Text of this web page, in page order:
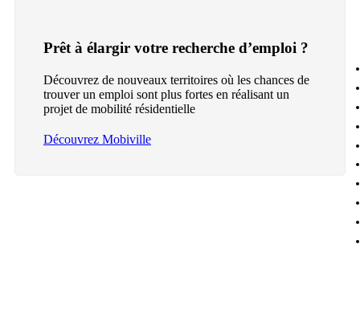
Prêt à élargir votre recherche d’emploi ?
Découvrez de nouveaux territoires où les chances de
trouver un emploi sont plus fortes en réalisant un
projet de mobilité résidentielle
Découvrez Mobiville